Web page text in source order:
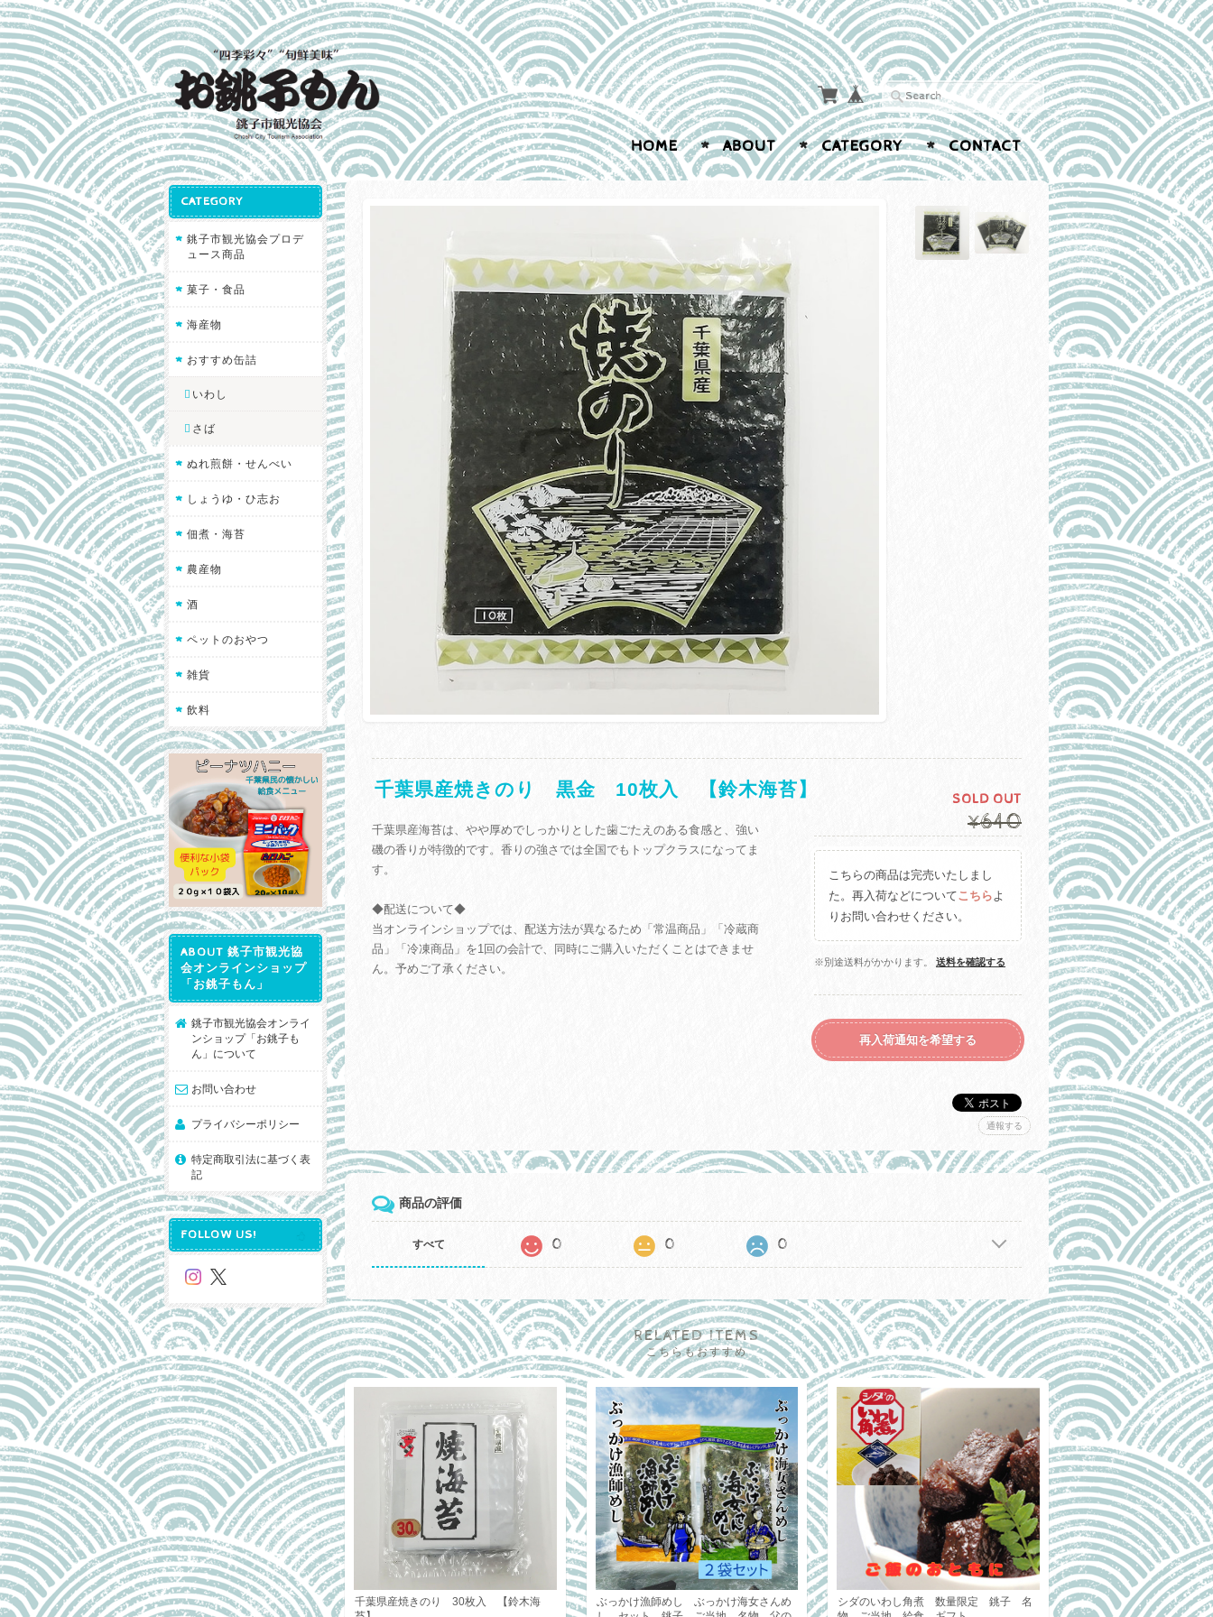
HOME ABOUT CATEGORY CONTACT
千葉県産焼きのり 黒金 10枚入 【鈴木海苔】
千葉県産海苔は、やや厚めでしっかりとした歯ごたえのある食感と、強い
磯の香りが特徴的です。香りの強さでは全国でもトップクラスになってま
す。
◆配送について◆
当オンラインショップでは、配送方法が異なるため「常温商品」「冷蔵商
品」「冷凍商品」を1回の会計で、同時にご購入いただくことはできませ
ん。予めご了承ください。
SOLD OUT
¥640
こちらの商品は完売いたしまし
た。再入荷などについてこちらよ
りお問い合わせください。
※別途送料がかかります。 送料を確認する
再入荷通知を希望する
通報する
商品の評価
すべて 0 0 0
RELATED ITEMS
こちらもおすすめ
千葉県産焼きのり 30枚入 【鈴木海
ぶっかけ漁師めし ぶっかけ海女さんめ
シダのいわし角煮 数量限定 銚子 名
CATEGORY
銚子市観光協会プロデ
ュース商品
菓子・食品
海産物
おすすめ缶詰
いわし
さば
ぬれ煎餅・せんべい
しょうゆ・ひ志お
佃煮・海苔
農産物
酒
ペットのおやつ
雑貨
飲料
ABOUT 銚子市観光協
会オンラインショップ
「お銚子もん」
銚子市観光協会オンライ
ンショップ「お銚子も
ん」について
お問い合わせ
プライバシーポリシー
特定商取引法に基づく表
記
FOLLOW US!